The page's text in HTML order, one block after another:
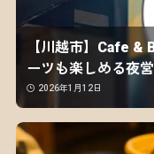
【川越市】Cafe &
ーツも楽しめる夜
2026年1月12日